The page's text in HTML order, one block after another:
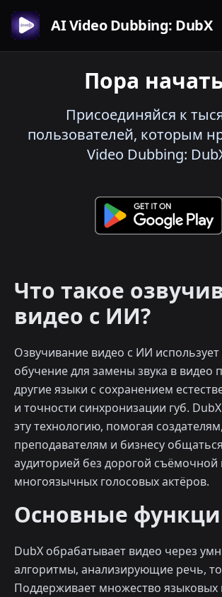
AI Video Dubbing: DubX
Пора
Присоединяйся к
пользователей, которым
Video Dubbing:
Что такое
видео с ИИ?
Озвучивание видео с ИИ
обучение для замены звука в видео
другие языки с сохранением
и точности синхронизации губ.
эту технологию, помогая создателям,
преподавателям и бизнесу
аудиторией без дорогой съёмочной
многоязычных голосовых актёров.
Основные
DubX обрабатывает видео через
алгоритмы, анализирующие речь,
Поддерживает множество языковых